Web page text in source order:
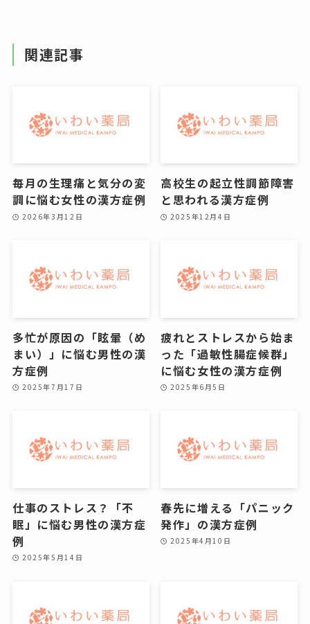
関連記事
毎月の生理痛と気分の変
調に悩む女性の漢方症例
2026年3月12日
高校生の起立性調節障害
と思われる漢方症例
2025年12月4日
多忙が原因の「眩暈（め
まい）」に悩む男性の漢
方症例
2025年7月17日
疲れとストレスから始ま
った「過敏性腸症候群」
に悩む女性の漢方症例
2025年6月5日
仕事のストレス？「不
眠」に悩む男性の漢方症
例
2025年5月14日
春先に増える「パニック
発作」の漢方症例
2025年4月10日